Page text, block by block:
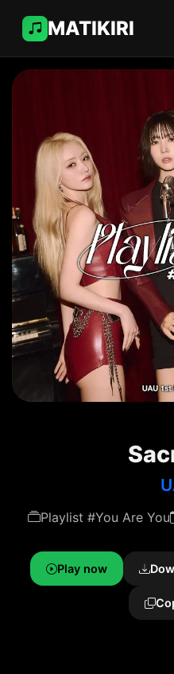
MATIKIRI
Playlist #You Are You
Play now